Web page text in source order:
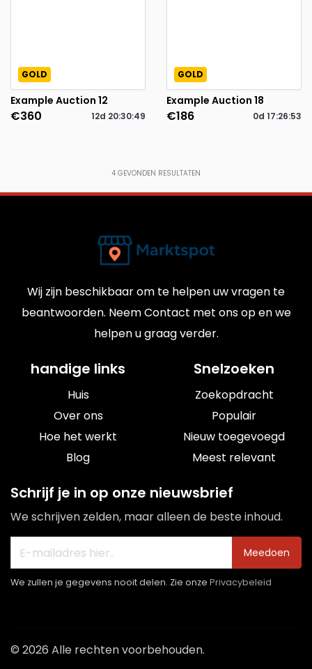
GOLD
Example Auction 12
€360 12d 20:30:48
GOLD
Example Auction 18
€186 0d17:26:52
4 GEVONDEN RESULTATEN
Wij zijn beschikbaar om te helpen uw vragen te
beantwoorden. Neem Contact met ons op en we
helpen u graag verder.
handige links
Huis
Over ons
Hoe het werkt
Blog
Snelzoeken
Zoekopdracht
Populair
Nieuw toegevoegd
Meest relevant
Schrijf je in op onze nieuwsbrief
We schrijven zelden, maar alleen de beste inhoud.
Meedoen
We zullen je gegevens nooit delen. Zie onze Privacybeleid
© 2026 Alle rechten voorbehouden.